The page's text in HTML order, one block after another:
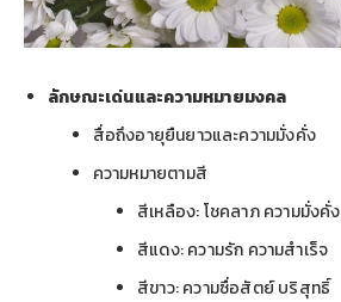
ลักษณะเด่นและความหมายมงคล
สื่อถึงอายุยืนยาวและความมั่งคั่ง
ความหมายตามสี
สีเหลือง: โชคลาภ ความมั่งคั่ง
สีแดง: ความรัก ความสำเร็จ
สีขาว: ความซื่อสัตย์ บริสุทธิ์